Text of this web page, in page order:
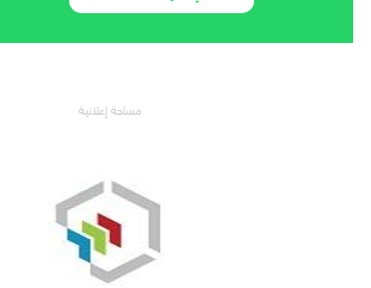
مساحة إعلانية